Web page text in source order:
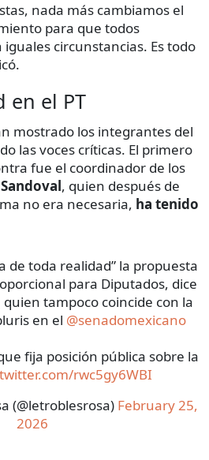
nada más cambiamos el
para que todos
circunstancias. Es todo
en el PT
mostrado los integrantes del
las voces críticas. El primero
fue el coordinador de los
, quien después de
no era necesaria, ha tenido
de toda realidad” la propuesta
para Diputados, dice
quien tampoco coincide con la
en el @senadomexicano
fija posición pública sobre la
rwc5gy6WBI
(@letroblesrosa) February 25,
2026